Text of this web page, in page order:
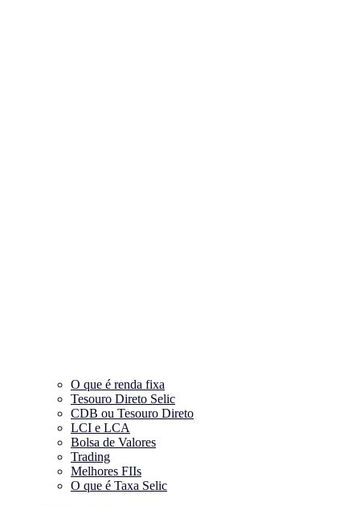
O que é renda fixa
Tesouro Direto Selic
CDB ou Tesouro Direto
LCI e LCA
Bolsa de Valores
Trading
Melhores FIIs
O que é Taxa Selic